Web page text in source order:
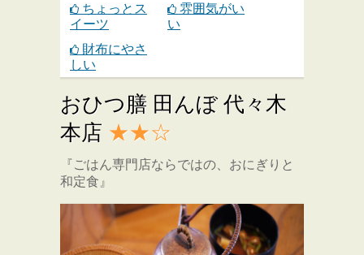
ちょっとス
イーツ
雰囲気がい
い
財布にやさ
しい
おひつ膳 田んぼ 代々木
本店 ★★☆
『ごはん専門店ならではの、おにぎりと
和定食』